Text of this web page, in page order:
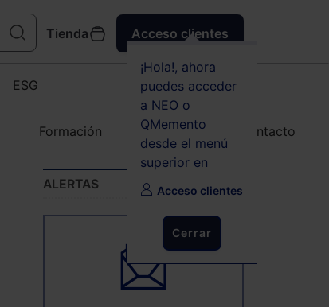
Tienda Acceso clientes
¡Hola!, ahora
puedes acceder
a NEO o
QMemento
desde el menú
superior en
Acceso clientes
Cerrar
ESG
Formación Agenda Contacto
ALERTAS